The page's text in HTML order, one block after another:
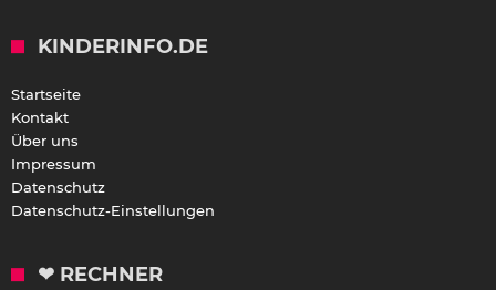
KINDERINFO.DE
Startseite
Kontakt
Über uns
Impressum
Datenschutz
Datenschutz-Einstellungen
❤ RECHNER